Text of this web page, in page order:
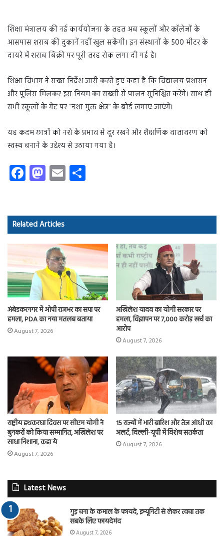
शिक्षा मंत्रालय की नई कार्ययोजना के तहत अब स्कूलों और कॉलेजों के
आसपास शराब की दुकानें नहीं खुल सकेंगी। इन संस्थानों के 500 मीटर के
दायरे में शराब बिक्री पर पूरी तरह रोक लगा दी गई है।
शिक्षा विभाग ने सख्त निर्देश जारी करते हुए कहा है कि विद्यालय प्रशासन
और पुलिस मिलकर इस नियम का सख्ती से पालन सुनिश्चित करेंगे। साथ ही
सभी स्कूलों के गेट पर “नशा मुक्त क्षेत्र” के बोर्ड लगाए जाएंगे।
यह कदम छात्रों को नशे के प्रभाव से दूर रखने और शैक्षणिक वातावरण को
स्वस्थ बनाने के उद्देश्य से उठाया गया है।
Fa
ce
o
ok
M
as
d
o
n
E
m
Related Articles
अंबेडकरनगर में ओपी राजभर का सपा पर
हमला, PDA का नया मतलब बताया
August 7, 2026
अखिलेश यादव का योगी सरकार पर
हमला, विज्ञापन पर 7,000 करोड़ खर्च का
आरोप
August 7, 2026
राष्ट्रीय हथकरघा दिवस पर सीएम योगी ने
बुनकरों को किया सम्मानित, अखिलेश पर
साधा निशाना, कहा ये
August 7, 2026
15 राज्यों में भारी बारिश और तेज आंधी का
अलर्ट, दिल्ली-यूपी में विशेष सतर्कता
August 7, 2026
Latest News
गुड़ चना के कमाल के फायदे, इम्यूनिटी से लेकर त्वचा तक
सबके लिए फायदेमंद
August 7, 2026